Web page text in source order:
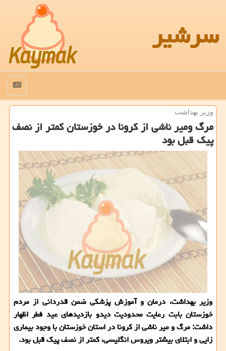
سرشیر
منو
وزیر بهداشت:
مرگ ومیر ناشی از كرونا در خوزستان كمتر از نصف
پیك قبل بود
وزیر بهداشت، درمان و آموزش پزشکی ضمن قدردانی از مردم
خوزستان بابت رعایت محدودیت دیدو بازدیدهای عید فطر اظهار
داشت: مرگ و میر ناشی از کرونا در استان خوزستان با وجود بیماری
زایی و ابتلای بیشتر ویروس انگلیسی، کمتر از نصف پیک قبل بود.